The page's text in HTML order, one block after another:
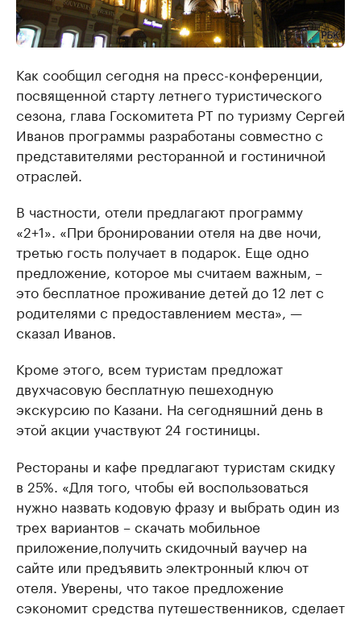
Как сообщил сегодня на пресс-конференции,
посвященной старту летнего туристического
сезона, глава Госкомитета РТ по туризму Сергей
Иванов программы разработаны совместно с
представителями ресторанной и гостиничной
отраслей.
В частности, отели предлагают программу
«2+1». «При бронировании отеля на две ночи,
третью гость получает в подарок. Еще одно
предложение, которое мы считаем важным, –
это бесплатное проживание детей до 12 лет с
родителями с предоставлением места», —
сказал Иванов.
Кроме этого, всем туристам предложат
двухчасовую бесплатную пешеходную
экскурсию по Казани. На сегодняшний день в
этой акции участвуют 24 гостиницы.
Рестораны и кафе предлагают туристам скидку
в 25%. «Для того, чтобы ей воспользоваться
нужно назвать кодовую фразу и выбрать один из
трех вариантов – скачать мобильное
приложение,получить скидочный ваучер на
сайте или предъявить электронный ключ от
отеля. Уверены, что такое предложение
сэкономит средства путешественников, сделает